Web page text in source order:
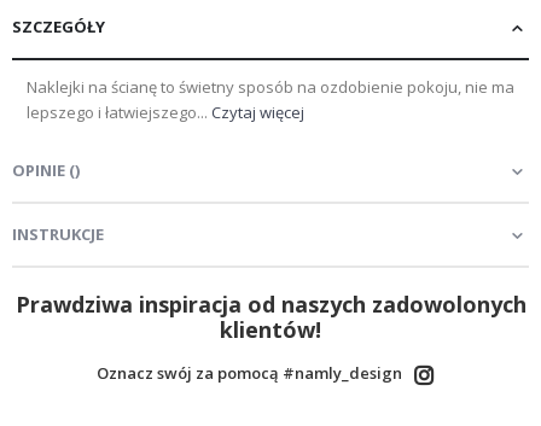
SZCZEGÓŁY
Naklejki na ścianę to świetny sposób na ozdobienie pokoju, nie ma
lepszego i łatwiejszego... Czytaj więcej
OPINIE ()
INSTRUKCJE
Prawdziwa inspiracja od naszych zadowolonych
klientów!
Oznacz swój za pomocą #namly_design